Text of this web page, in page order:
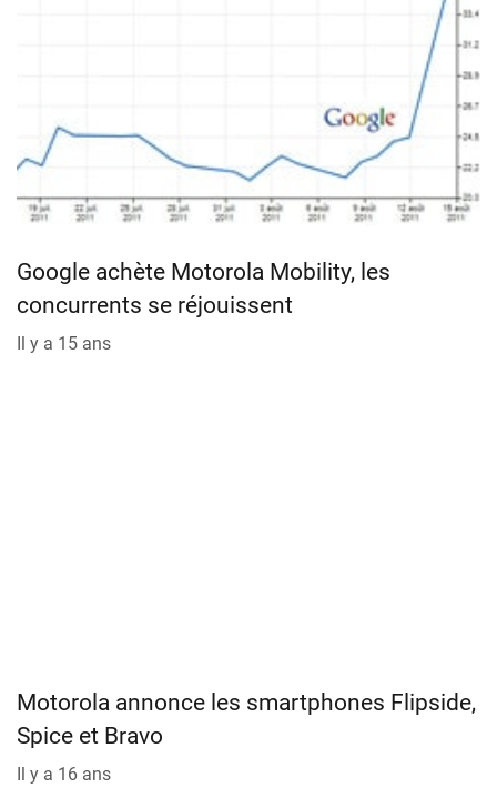
Google achète Motorola Mobility, les
concurrents se réjouissent
Il y a 15 ans
Motorola annonce les smartphones Flipside,
Spice et Bravo
Il y a 16 ans